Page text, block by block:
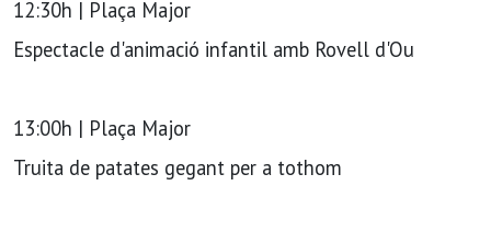
12:30h | Plaça Major
Espectacle d'animació infantil amb Rovell d'Ou
13:00h | Plaça Major
Truita de patates gegant per a tothom